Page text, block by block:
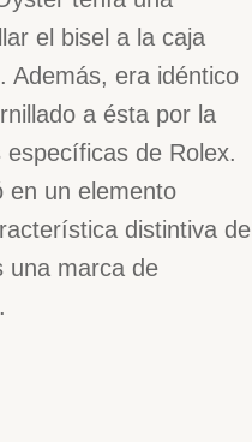
el bisel a la caja
Además, era idéntico
a ésta por la
de Rolex.
en un elemento
distintiva de
una marca de